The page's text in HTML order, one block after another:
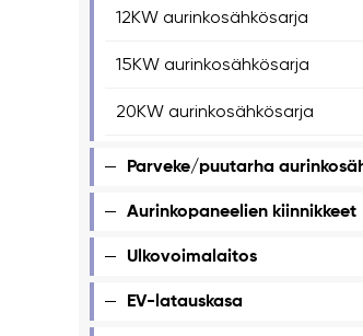
12KW aurinkosähkösarja
15KW aurinkosähkösarja
20KW aurinkosähkösarja
Parveke/puutarha
Aurinkopaneelien kiinnikkeet
Ulkovoimalaitos
EV-latauskasa